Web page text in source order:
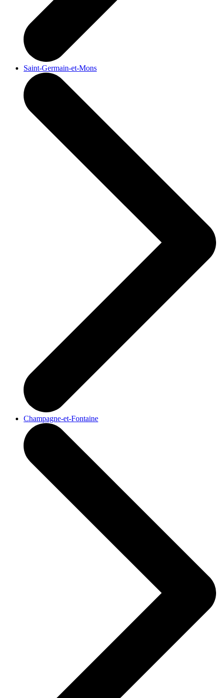
Saint-Germain-et-Mons
Champagne-et-Fontaine